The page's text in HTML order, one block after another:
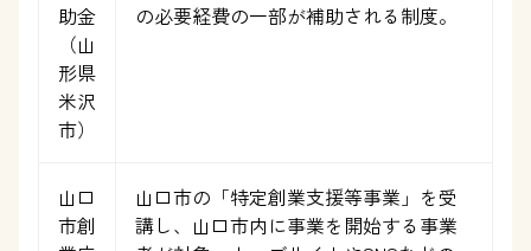
助金
（山
形県
米沢
市）
の必要経費の一部が補助される制度。
山口
市創
山口市の「特定創業支援等事業」を受
講し、山口市内に事業を開始する事業